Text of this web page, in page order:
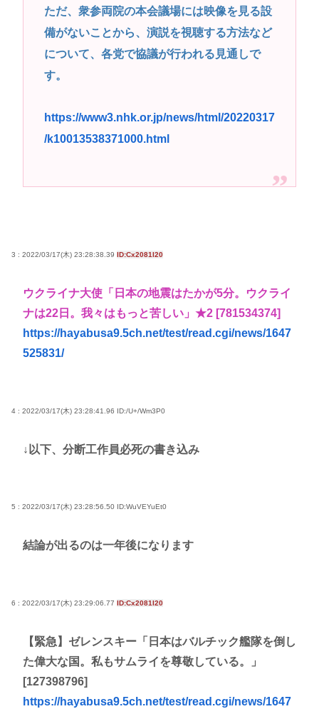
ただ、衆参両院の本会議場には映像を見る設
備がないことから、演説を視聴する方法など
について、各党で協議が行われる見通しで
す。
https://www3.nhk.or.jp/news/html/20220317
/k10013538371000.html
3 : 2022/03/17(木) 23:28:38.39 ID:Cx2081I20
ウクライナ大使「日本の地震はたかが5分。ウクライ
ナは22日。我々はもっと苦しい」★2 [781534374]
https://hayabusa9.5ch.net/test/read.cgi/news/1647
525831/
4 : 2022/03/17(木) 23:28:41.96 ID:/U+/Wm3P0
↓以下、分断工作員必死の書き込み
5 : 2022/03/17(木) 23:28:56.50 ID:WuVEYuEt0
結論が出るのは一年後になります
6 : 2022/03/17(木) 23:29:06.77 ID:Cx2081I20
【緊急】ゼレンスキー「日本はバルチック艦隊を倒し
た偉大な国。私もサムライを尊敬している。」
[127398796]
https://hayabusa9.5ch.net/test/read.cgi/news/1647